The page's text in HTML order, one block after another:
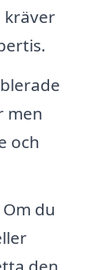
kräver
men
och
du